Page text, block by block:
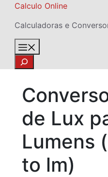
Skip
content
Calculo Online
Calculadoras e
Search
de Lux
Lumens
to lm)